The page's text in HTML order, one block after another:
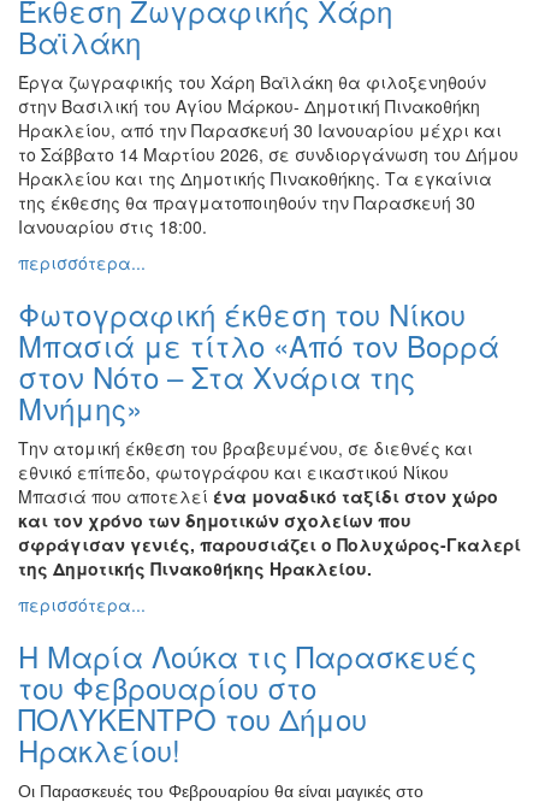
Φωτογραφία
Τραγούδι
Μουσική
Κινηματογράφος
Χορός
Θέατρο
Ειδών
Συνέδρια
Ημερίδες
-
Διημερίδες
Σεμινάρια-
Διαλέξεις-
Ομιλίες
Διάφορες
Εκθέσεις
Εκδηλώσεις
για
Παιδιά
Άλλες
Εκδηλώσεις
Έκθεση Ζωγραφικής Χάρη
Βαϊλάκη
Έργα ζωγραφικής του Χάρη Βαϊλάκη θα φιλοξενηθούν
στην Βασιλική του Αγίου Μάρκου- Δημοτική Πινακοθήκη
Ηρακλείου, από την Παρασκευή 30 Ιανουαρίου μέχρι και
το Σάββατο 14 Μαρτίου 2026, σε συνδιοργάνωση του Δήμου
Ηρακλείου και της Δημοτικής Πινακοθήκης. Τα εγκαίνια
της έκθεσης θα πραγματοποιηθούν την Παρασκευή 30
Ιανουαρίου στις 18:00.
περισσότερα...
Φωτογραφική έκθεση του Νίκου
Μπασιά με τίτλο «Από τον Βορρά
στον Νότο – Στα Χνάρια της
Μνήμης»
Την ατομική έκθεση του βραβευμένου, σε διεθνές και
εθνικό επίπεδο, φωτογράφου και εικαστικού Νίκου
Μπασιά που αποτελεί ένα μοναδικό ταξίδι στον χώρο
και τον χρόνο των δημοτικών σχολείων που
σφράγισαν γενιές, παρουσιάζει ο Πολυχώρος-Γκαλερί
της Δημοτικής Πινακοθήκης Ηρακλείου.
περισσότερα...
Η Μαρία Λούκα τις Παρασκευές
του Φεβρουαρίου στο
ΠΟΛΥΚΕΝΤΡΟ του Δήμου
Ηρακλείου!
Οι Παρασκευές του Φεβρουαρίου θα είναι μαγικές στο